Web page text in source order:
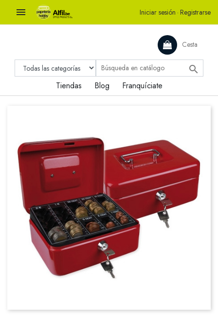
 Iniciar sesión · Registrarse
Cesta

Tiendas Blog Franquíciate